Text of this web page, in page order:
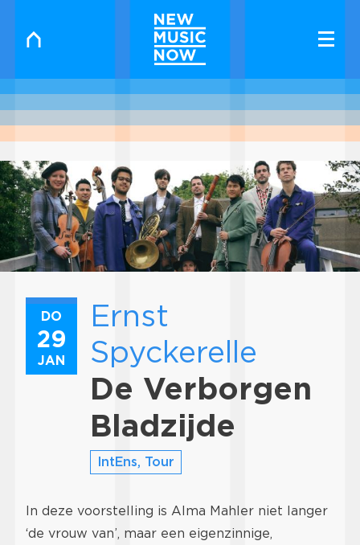
DO
29
JAN
Ernst
Spyckerelle
De Verborgen
Bladzijde
IntEns, Tour
In deze voorstelling is Alma Mahler niet langer
‘de vrouw van’, maar een eigenzinnige,